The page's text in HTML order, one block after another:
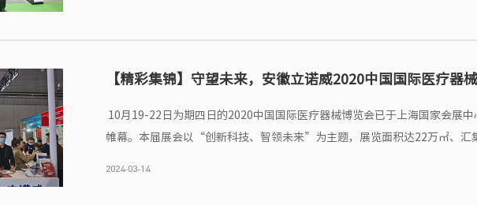
【精彩集锦】守望未来，安徽立诺威2020中国国际医疗器
10月19-22日为期四日的2020中国国际医疗器械博览会已于上海国家会展中
帷幕。本届展会以“创新科技、智领未来”为主题，展览面积达22万㎡、汇
2024-03-14